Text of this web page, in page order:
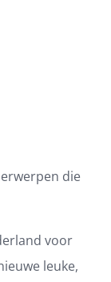
die
voor
leuke,